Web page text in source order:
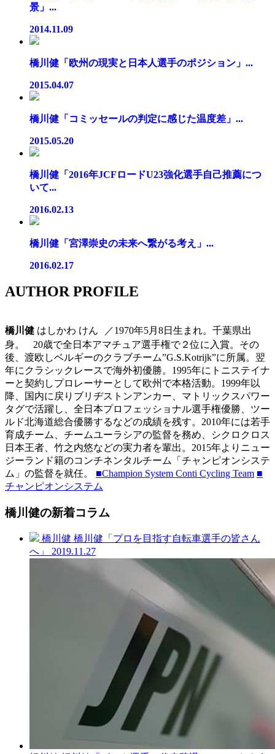
景」...
2014.11.09
橋川健「欧州の現実と日本人選手のポジション」...
2015.04.07
橋川健「コミッセールの判定に感じた温度差」...
2015.05.20
橋川健「2016年JCFロードU23強化選手自己推薦につ
いて...
2016.02.13
橋川健「宮澤崇史の未来へ繋がる考え」...
2016.02.17
AUTHOR PROFILE
橋川健 はしかわ けん ／1970年5月8日生まれ。千葉県出
身。 20歳で全日本アマチュア選手権で２位に入賞。その
後、渡欧しベルギーのクラブチーム”G.S.Kotrijk”に所属。翌
年にクラシックレースで海外初優勝。1995年にトニステイナ
ーと契約しプロレーサーとして欧州で本格活動。1999年以
降、国内に戻りブリヂストンアンカー、マトリックスパワー
タグで活躍し、全日本プロフェッショナル選手権優勝、ツー
ルド北海道総合優勝するなどの成績を残す。2010年には若手
育成チーム、チームユーラシアの監督を務め、シクロクロス
日本王者、竹之内悠などの実力者を輩出。2015年よりニュー
ジーランド籍のコンチネンタルチーム「チャンピオンシステ
ム」の監督を就任。 ■Champion System Conti Cycling Team ■
チャンピオンシステム
橋川健の新着コラム
橋川健 橋川健「プロを目指す自転車選手の皆さん
へ」
2019.11.27